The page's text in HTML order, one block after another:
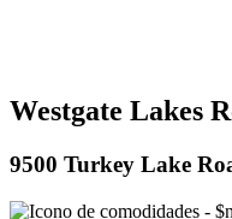
Westgate Lakes
9500 Turkey Lake